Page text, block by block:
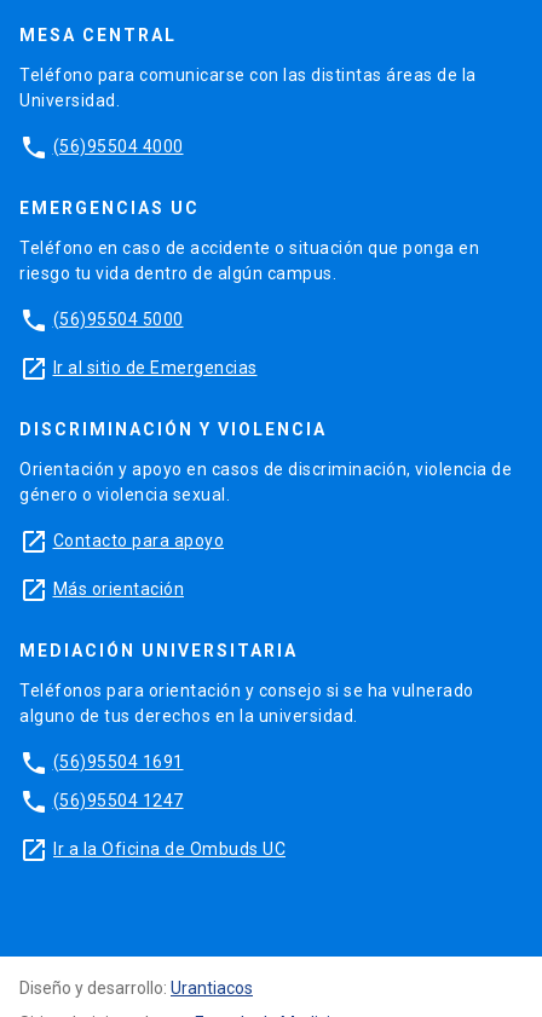
MESA CENTRAL
Teléfono para comunicarse con las distintas áreas de la
Universidad.
phone (56)95504 4000
EMERGENCIAS UC
Teléfono en caso de accidente o situación que ponga en
riesgo tu vida dentro de algún campus.
phone (56)95504 5000
launch Ir al sitio de Emergencias
DISCRIMINACIÓN Y VIOLENCIA
Orientación y apoyo en casos de discriminación, violencia de
género o violencia sexual.
launch Contacto para apoyo
launch Más orientación
MEDIACIÓN UNIVERSITARIA
Teléfonos para orientación y consejo si se ha vulnerado
alguno de tus derechos en la universidad.
phone (56)95504 1691
phone (56)95504 1247
launch Ir a la Oficina de Ombuds UC
Diseño y desarrollo: Urantiacos